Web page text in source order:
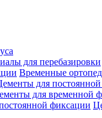
для перебазировки
Временные
для
для временной